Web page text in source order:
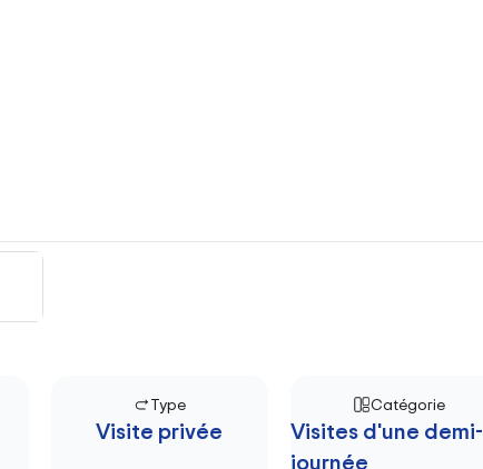
Type
Visite privée
Catégorie
Visites d'une demi-
journée